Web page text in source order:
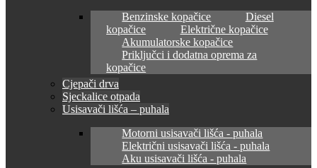
Benzinske kopačice
Diesel
kopačice
Električne kopačice
Akumulatorske kopačice
Priključci i dodatna oprema za
kopačice
Cjepači drva
Sjeckalice otpada
Usisavači lišća – puhala
Motorni usisavači lišća - puhala
Električni usisavači lišća - puhala
Aku usisavači lišća - puhala